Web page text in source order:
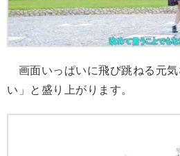
画面いっぱいに飛び跳ねる元気
い」と盛り上がります。